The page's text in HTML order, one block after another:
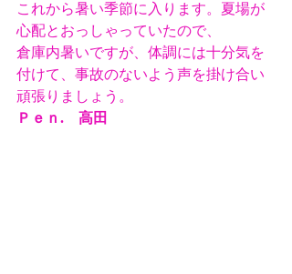
これから暑い季節に入ります。夏場が
心配とおっしゃっていたので、
倉庫内暑いですが、体調には十分気を
付けて、事故のないよう声を掛け合い
頑張りましょう。
Ｐｅｎ.　高田